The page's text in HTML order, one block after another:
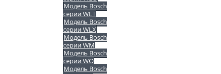
Модель Bosch
серии WLT
Модель Bosch
серии WLX
Модель Bosch
серии WM
Модель Bosch
серии WO
Модель Bosch